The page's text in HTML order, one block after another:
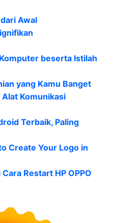
Awal
beserta Istilah
yang Kamu Banget
Komunikasi
Terbaik, Paling
Create Your Logo in
Restart HP OPPO